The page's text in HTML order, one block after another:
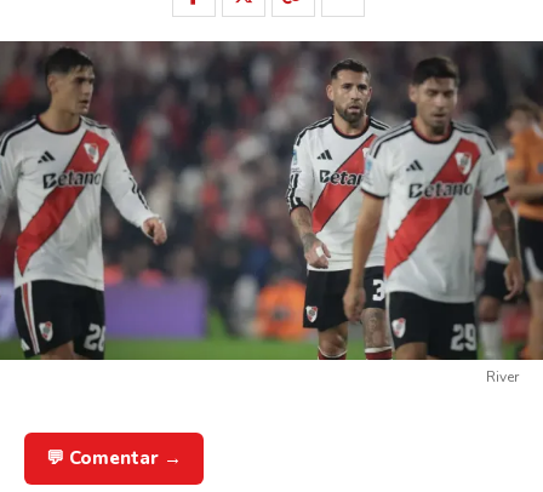
River
💬 Comentar →